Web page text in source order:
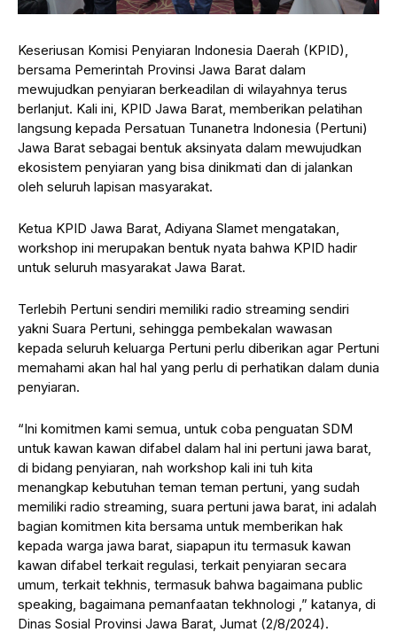
Keseriusan Komisi Penyiaran Indonesia Daerah (KPID),
bersama Pemerintah Provinsi Jawa Barat dalam
mewujudkan penyiaran berkeadilan di wilayahnya terus
berlanjut. Kali ini, KPID Jawa Barat, memberikan pelatihan
langsung kepada Persatuan Tunanetra Indonesia (Pertuni)
Jawa Barat sebagai bentuk aksinyata dalam mewujudkan
ekosistem penyiaran yang bisa dinikmati dan di jalankan
oleh seluruh lapisan masyarakat.
Ketua KPID Jawa Barat, Adiyana Slamet mengatakan,
workshop ini merupakan bentuk nyata bahwa KPID hadir
untuk seluruh masyarakat Jawa Barat.
Terlebih Pertuni sendiri memiliki radio streaming sendiri
yakni Suara Pertuni, sehingga pembekalan wawasan
kepada seluruh keluarga Pertuni perlu diberikan agar Pertuni
memahami akan hal hal yang perlu di perhatikan dalam dunia
penyiaran.
“Ini komitmen kami semua, untuk coba penguatan SDM
untuk kawan kawan difabel dalam hal ini pertuni jawa barat,
di bidang penyiaran, nah workshop kali ini tuh kita
menangkap kebutuhan teman teman pertuni, yang sudah
memiliki radio streaming, suara pertuni jawa barat, ini adalah
bagian komitmen kita bersama untuk memberikan hak
kepada warga jawa barat, siapapun itu termasuk kawan
kawan difabel terkait regulasi, terkait penyiaran secara
umum, terkait tekhnis, termasuk bahwa bagaimana public
speaking, bagaimana pemanfaatan tekhnologi ,” katanya, di
Dinas Sosial Provinsi Jawa Barat, Jumat (2/8/2024).